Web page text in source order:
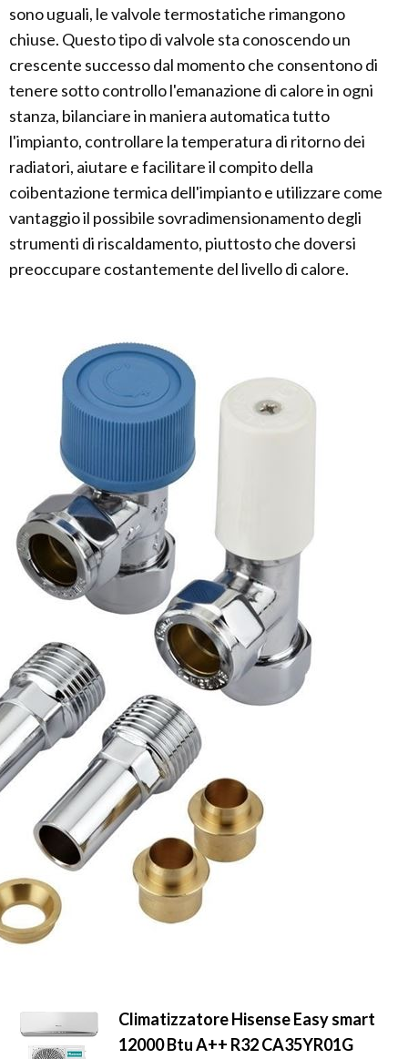
sono uguali, le valvole termostatiche rimangono
chiuse. Questo tipo di valvole sta conoscendo un
crescente successo dal momento che consentono di
tenere sotto controllo l'emanazione di calore in ogni
stanza, bilanciare in maniera automatica tutto
l'impianto, controllare la temperatura di ritorno dei
radiatori, aiutare e facilitare il compito della
coibentazione termica dell'impianto e utilizzare come
vantaggio il possibile sovradimensionamento degli
strumenti di riscaldamento, piuttosto che doversi
preoccupare costantemente del livello di calore.
Climatizzatore Hisense Easy smart
12000 Btu A++ R32 CA35YR01G